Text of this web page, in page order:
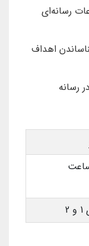
رسانه‌ای
اهداف
رسانه